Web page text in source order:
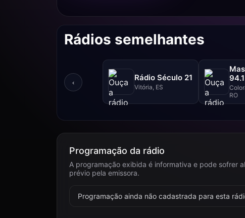
Rádios semelhantes
‹
Rádio Século 21
Vitória, ES
RO
Programação da rádio
A programação exibida é informativa e pode sofrer
prévio pela emissora.
Programação ainda não cadastrada para esta